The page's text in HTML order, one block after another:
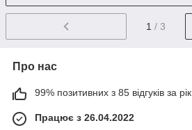
1 / 3
Про нас
99% позитивних з 85 відгуків за рік
Працює з 26.04.2022